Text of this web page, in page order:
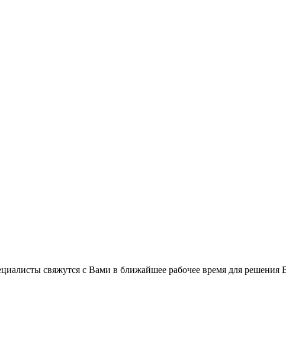
свяжутся с Вами в ближайшее рабочее время для решения